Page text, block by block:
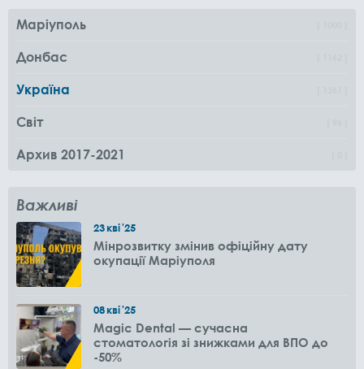
Маріуполь
Донбас
Україна
Світ
Архив 2017-2021
Важливі
23кві'25
Мінрозвитку змінив офіційну дату
окупації Маріуполя
08кві'25
Magic Dental — сучасна
стоматологія зі знижками для ВПО до
-50%